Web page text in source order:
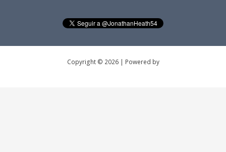
Copyright © 2026 | Powered by